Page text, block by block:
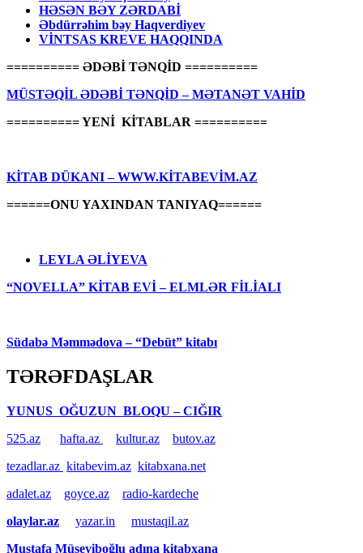
HƏSƏN BƏY ZƏRDABİ
Əbdürrəhim bəy Haqverdiyev
VİNTSAS KREVE HAQQINDA
========== ƏDƏBİ TƏNQİD ==========
MÜSTƏQİL ƏDƏBİ TƏNQİD – MƏTANƏT VAHİD
========== YENİ KİTABLAR ==========
KİTAB DÜKANI – WWW.KİTABEVİM.AZ
======ONU YAXINDAN TANIYAQ======
LEYLA ƏLİYEVA
“NOVELLA” KİTAB EVİ – ELMLƏR FİLİALI
Südabə Məmmədova – “Debüt” kitabı
TƏRƏFDAŞLAR
YUNUS OĞUZUN BLOQU – CIĞIR
525.az
hafta.az kultur.az
butov.az
tezadlar.az kitabevim.az kitabxana.net
adalet.az
goyce.az
radio-kardeche
olaylar.az
yazar.in
mustaqil.az
Mustafa Müseyiboğlu adına kitabxana